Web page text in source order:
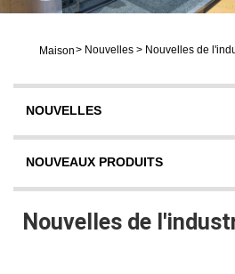
Maison> Nouvelles > Nouvelles de
NOUVELLES
NOUVEAUX PRODUITS
Nouvelles de